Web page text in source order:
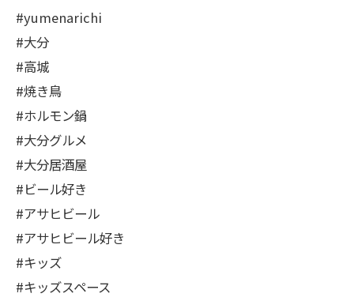
#yumenarichi
#大分
#高城
#焼き鳥
#ホルモン鍋
#大分グルメ
#大分居酒屋
#ビール好き
#アサヒビール
#アサヒビール好き
#キッズ
#キッズスペース